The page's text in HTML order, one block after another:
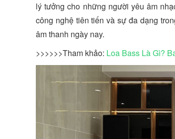
lý tưởng cho những người yêu âm
công nghệ tiên tiến và sự đa dạng
âm thanh ngày nay.
>>>>>>Tham khảo: Loa Bass Là Gì?